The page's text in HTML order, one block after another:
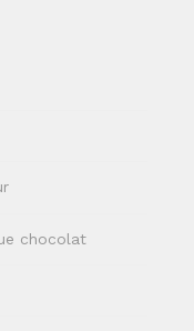
chocolat